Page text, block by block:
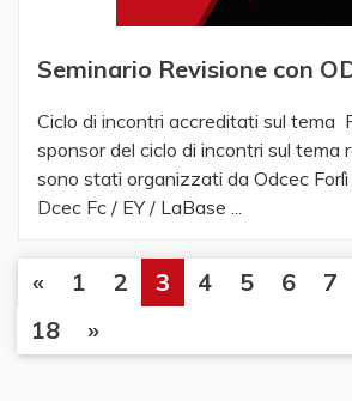
Seminario Revisione con
Ciclo di incontri accreditati sul tema
sponsor del ciclo di incontri sul tema
sono stati organizzati da Odcec
Dcec Fc / EY / LaBase ...
« 1 2 3 4 5 6 7
18
»